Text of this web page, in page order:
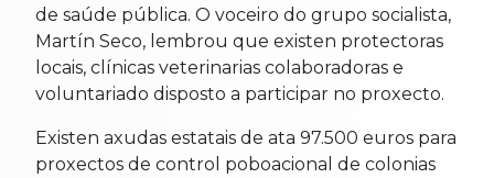
de saúde pública. O voceiro do grupo socialista,
Martín Seco, lembrou que existen protectoras
locais, clínicas veterinarias colaboradoras e
voluntariado disposto a participar no proxecto.
Existen axudas estatais de ata 97.500 euros para
proxectos de control poboacional de colonias